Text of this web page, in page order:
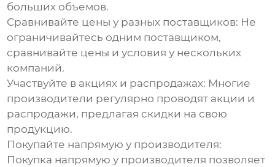
больших объемов.
Сравнивайте цены у разных поставщиков: Не
ограничивайтесь одним поставщиком,
сравнивайте цены и условия у нескольких
компаний.
Участвуйте в акциях и распродажах: Многие
производители регулярно проводят акции и
распродажи, предлагая скидки на свою
продукцию.
Покупайте напрямую у производителя:
Покупка напрямую у производителя позволяет